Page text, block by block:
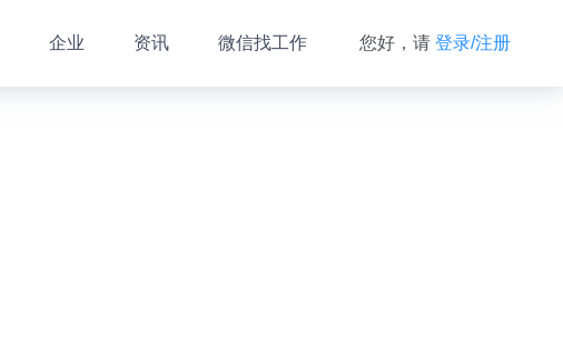
企业 资讯 微信找工作 您好，请 登录/注册